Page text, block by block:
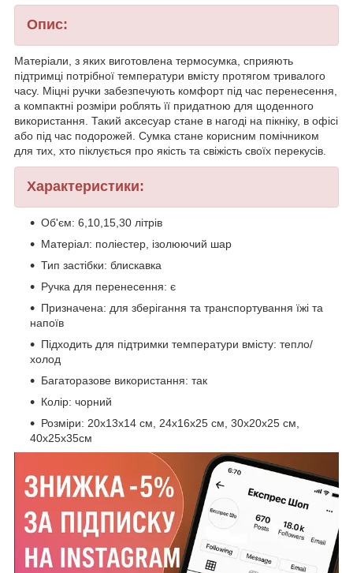
Опис:
Матеріали, з яких виготовлена термосумка, сприяють
підтримці потрібної температури вмісту протягом тривалого
часу. Міцні ручки забезпечують комфорт під час перенесення,
а компактні розміри роблять її придатною для щоденного
використання. Такий аксесуар стане в нагоді на пікніку, в офісі
або під час подорожей. Сумка стане корисним помічником
для тих, хто піклується про якість та свіжість своїх перекусів.
Характеристики:
Об'єм: 6,10,15,30 літрів
Матеріал: поліестер, ізолюючий шар
Тип застібки: блискавка
Ручка для перенесення: є
Призначена: для зберігання та транспортування їжі та
напоїв
Підходить для підтримки температури вмісту: тепло/
холод
Багаторазове використання: так
Колір: чорний
Розміри: 20x13x14 см, 24х16х25 см, 30х20х25 см,
40х25х35см